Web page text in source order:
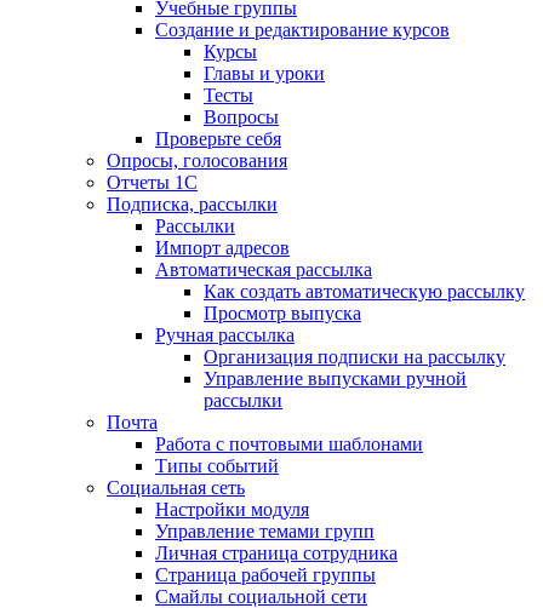
Учебные группы
Создание и редактирование курсов
Курсы
Главы и уроки
Тесты
Вопросы
Проверьте себя
Опросы, голосования
Отчеты 1С
Подписка, рассылки
Рассылки
Импорт адресов
Автоматическая рассылка
Как создать автоматическую рассылку
Просмотр выпуска
Ручная рассылка
Организация подписки на рассылку
Управление выпусками ручной
рассылки
Почта
Работа с почтовыми шаблонами
Типы событий
Социальная сеть
Настройки модуля
Управление темами групп
Личная страница сотрудника
Страница рабочей группы
Смайлы социальной сети